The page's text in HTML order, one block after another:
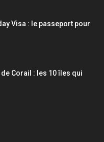
Visa : le passeport pour
Corail : les 10 îles qui